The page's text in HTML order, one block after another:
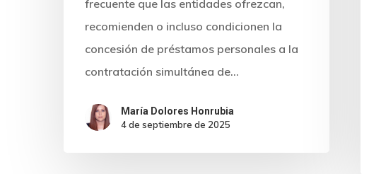
frecuente que las entidades ofrezcan,
recomienden o incluso condicionen la
concesión de préstamos personales a la
contratación simultánea de…
María Dolores Honrubia
4 de septiembre de 2025